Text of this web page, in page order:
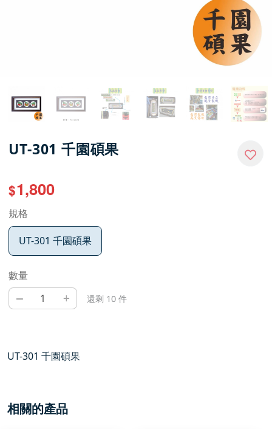
UT-301 千園碩果
$1,800
規格
UT-301 千園碩果
數量
– + 還剩 10 件
UT-301 千園碩果
相關的產品